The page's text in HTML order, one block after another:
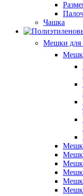
Чашка
Мешки для